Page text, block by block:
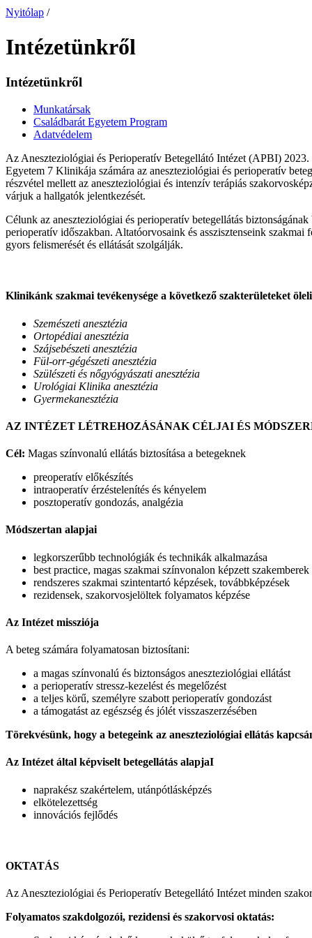
Nyitólap /
Intézetünkről
Intézetünkről
Munkatársak
Családbarát Egyetem Program
Adatvédelem
Az Aneszteziológiai és Perioperatív Betegellátó Intézet (APBI)
Egyetem 7 Klinikája számára az aneszteziológiai és perioperatív
részvétel mellett az aneszteziológiai és intenzív terápiás
várjuk a hallgatók jelentkezését.
Célunk az aneszteziológiai és perioperatív betegellátás
perioperatív időszakban. Altatóorvosaink és asszisztenseink
gyors felismerését és ellátását szolgálják.
Klinikánk szakmai tevékenysége a következő szakterületeket
Szemészeti anesztézia
Ortopédiai anesztézia
Szájsebészeti anesztézia
Fül-orr-gégészeti anesztézia
Szülészeti és nőgyógyászati anesztézia
Urológiai Klinika anesztézia
Gyermekanesztézia
AZ INTÉZET LÉTREHOZÁSÁNAK CÉLJAI ÉS
Cél: Magas színvonalú ellátás biztosítása a betegeknek
preoperatív előkészítés
intraoperatív érzéstelenítés és kényelem
posztoperatív gondozás, analgézia
Módszertan alapjai
legkorszerűbb technológiák és technikák alkalmazása
best practice, magas szakmai színvonalon képzett szakemberek
rendszeres szakmai szintentartó képzések, továbbképzések
rezidensek, szakorvosjelöltek folyamatos képzése
Az Intézet missziója
A beteg számára folyamatosan biztosítani:
a magas színvonalú és biztonságos aneszteziológiai ellátást
a perioperatív stressz-kezelést és megelőzést
a teljes körű, személyre szabott perioperatív gondozást
a támogatást az egészség és jólét visszaszerzésében
Törekvésünk, hogy a betegeink az aneszteziológiai ellátás
Az Intézet által képviselt betegellátás alapjaI
naprakész szakértelem, utánpótlásképzés
elkötelezettség
innovációs fejlődés
OKTATÁS
Az Aneszteziológiai és Perioperatív Betegellátó Intézet minden
Folyamatos szakdolgozói, rezidensi és szakorvosi oktatás: